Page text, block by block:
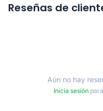
Reseñas de
Aún no hay
Inicia sesión